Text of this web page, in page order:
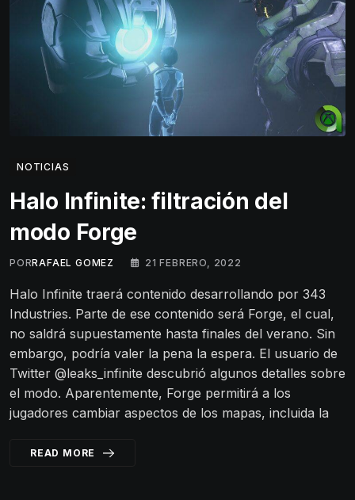
NOTICIAS
Halo Infinite: filtración del
modo Forge
PORRAFAEL GOMEZ 21 FEBRERO, 2022
Halo Infinite traerá contenido desarrollando por 343
Industries. Parte de ese contenido será Forge, el cual,
no saldrá supuestamente hasta finales del verano. Sin
embargo, podría valer la pena la espera. El usuario de
Twitter @leaks_infinite descubrió algunos detalles sobre
el modo. Aparentemente, Forge permitirá a los
jugadores cambiar aspectos de los mapas, incluida la
READ MORE